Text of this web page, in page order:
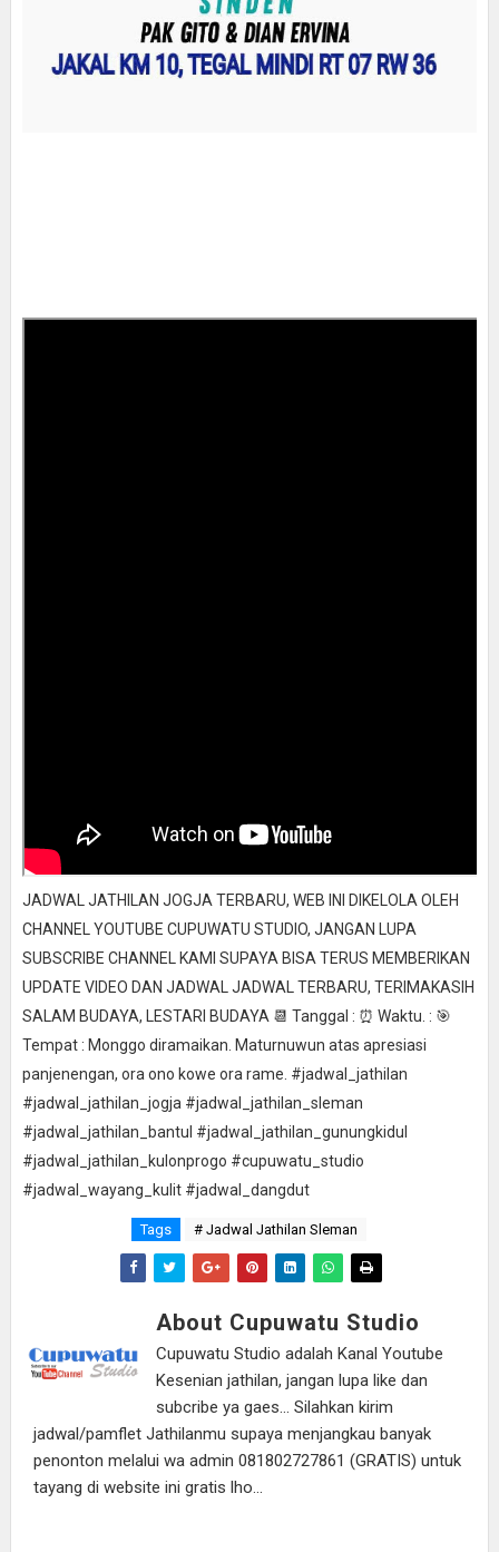
JADWAL JATHILAN JOGJA TERBARU, WEB INI DIKELOLA OLEH
CHANNEL YOUTUBE CUPUWATU STUDIO, JANGAN LUPA
SUBSCRIBE CHANNEL KAMI SUPAYA BISA TERUS MEMBERIKAN
UPDATE VIDEO DAN JADWAL JADWAL TERBARU, TERIMAKASIH
SALAM BUDAYA, LESTARI BUDAYA 📆 Tanggal : ⏰ Waktu. : 🎯
Tempat : Monggo diramaikan. Maturnuwun atas apresiasi
panjenengan, ora ono kowe ora rame. #jadwal_jathilan
#jadwal_jathilan_jogja #jadwal_jathilan_sleman
#jadwal_jathilan_bantul #jadwal_jathilan_gunungkidul
#jadwal_jathilan_kulonprogo #cupuwatu_studio
#jadwal_wayang_kulit #jadwal_dangdut
Tags # Jadwal Jathilan Sleman
About Cupuwatu Studio
Cupuwatu Studio adalah Kanal Youtube
Kesenian jathilan, jangan lupa like dan
subcribe ya gaes... Silahkan kirim
jadwal/pamflet Jathilanmu supaya menjangkau banyak
penonton melalui wa admin 081802727861 (GRATIS) untuk
tayang di website ini gratis lho...